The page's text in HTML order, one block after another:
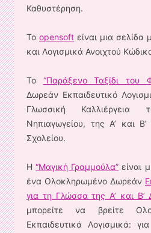
Καθυστέρηση.
Το opensoft είναι μια σελίδα
και Λογισμικά Ανοιχτού
Το “Παράξενο Ταξίδι του
Δωρεάν Εκπαιδευτικό
Γλωσσική
Νηπιαγωγείου, της Α’ και
Σχολείου.
Η“Μαγική Γραμμούλα” είναι
ένα Ολοκληρωμένο Δωρεάν
για τη Γλώσσα της Α’ και Β’
μπορείτε να βρείτε
Εκπαιδευτικά Λογισμικά: